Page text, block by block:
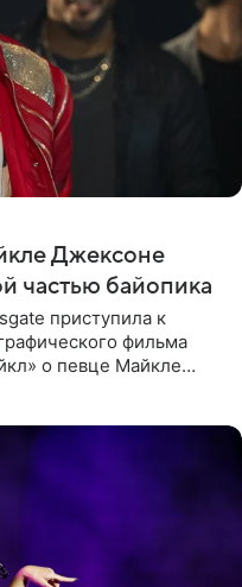
Джексоне
частью байопика
приступила к
фильма
о певце Майкле